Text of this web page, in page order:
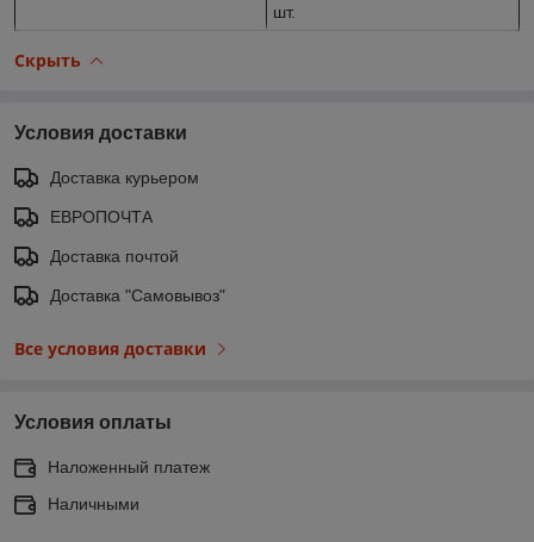
шт.
Скрыть
Условия доставки
Доставка курьером
ЕВРОПОЧТА
Доставка почтой
Доставка "Самовывоз"
Все условия доставки
Условия оплаты
Наложенный платеж
Наличными